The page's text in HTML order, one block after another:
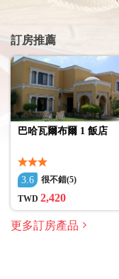
訂房推薦
巴哈瓦爾布爾 1 飯店
3.6
很不錯(5)
TWD 2,420
更多訂房產品